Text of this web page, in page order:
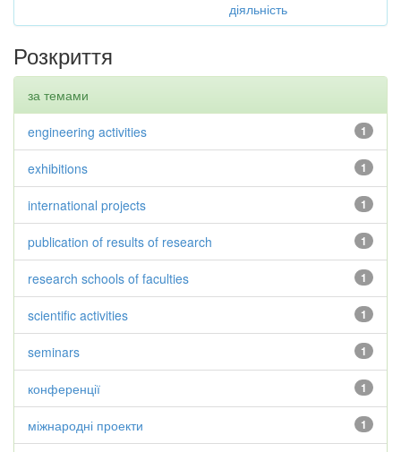
діяльність
Розкриття
за темами
1
engineering activities
1
exhibitions
1
international projects
1
publication of results of research
1
research schools of faculties
1
scientific activities
1
seminars
1
конференції
1
міжнародні проекти